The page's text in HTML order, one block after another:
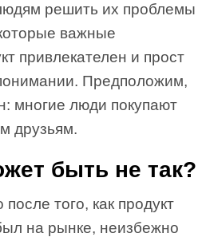
решить их проблемы
важные
привлекателен и прост
Предположим,
многие люди покупают
друзьям.
быть не так?
того, как продукт
на рынке, неизбежно